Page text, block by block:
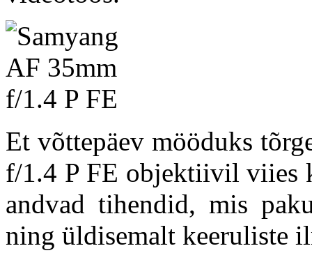
Et võttepäev mööduks
f/1.4 P FE objektiivil viies
andvad tihendid, mis
ning üldisemalt keeruliste